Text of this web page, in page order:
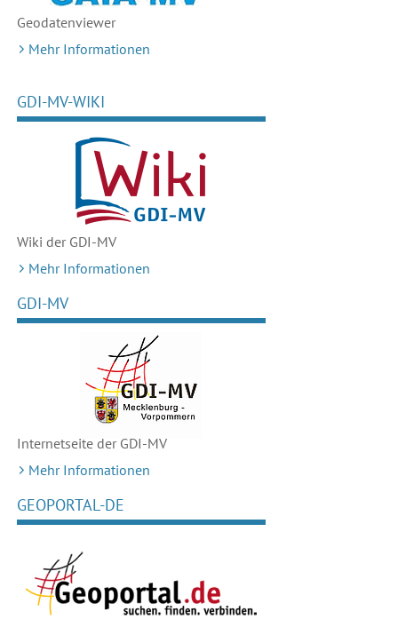
Geodatenviewer
Mehr Informationen
GDI-MV-WIKI
Wiki der GDI-MV
Mehr Informationen
GDI-MV
Internetseite der GDI-MV
Mehr Informationen
GEOPORTAL-DE